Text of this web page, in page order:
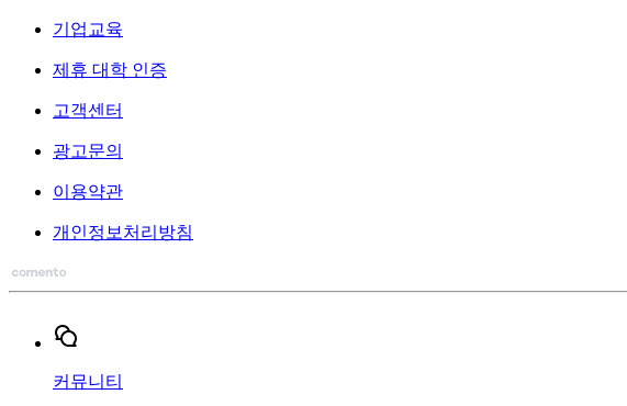
기업교육
제휴 대학 인증
고객센터
광고문의
이용약관
개인정보처리방침
커뮤니티